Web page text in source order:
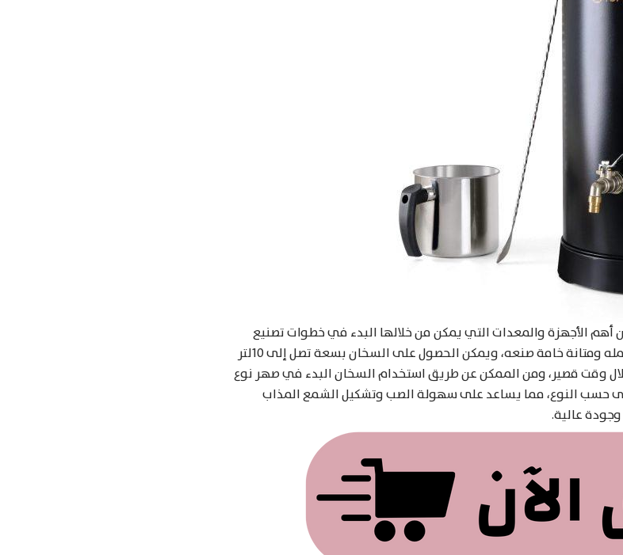
أهم الأجهزة والمعدات التي يمكن من خلالها البدء في خطوات تصنيع
الشموع، ويمتاز الجهاز بجودة وكفاءة عمله ومتانة خامة صنعه، ويمكن الحصول على السخان بسعة تصل إلى 10لتر
وقت قصير، ومن الممكن عن طريق استخدام السخان البدء في صهر نوع
حسب النوع، مما يساعد على سهولة الصب وتشكيل الشمع المذاب
عالية.